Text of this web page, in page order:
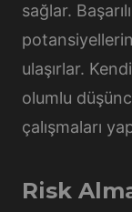
sağlar.
ulaşırlar.
olumlu
çalışmaları
Risk